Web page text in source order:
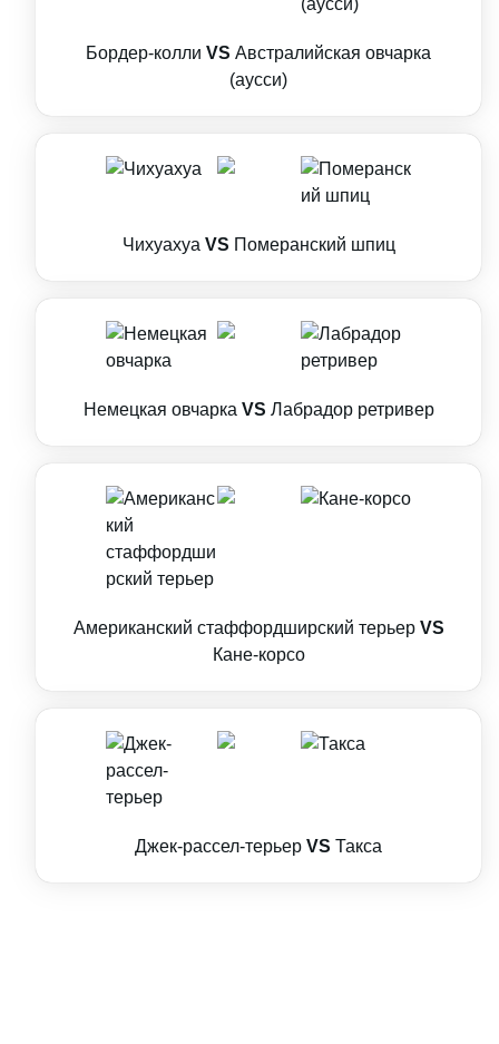
Бордер-колли VS Австралийская овчарка
(аусси)
Чихуахуа VS Померанский шпиц
Немецкая овчарка VS Лабрадор ретривер
Американский стаффордширский терьер VS
Кане-корсо
Джек-рассел-терьер VS Такса